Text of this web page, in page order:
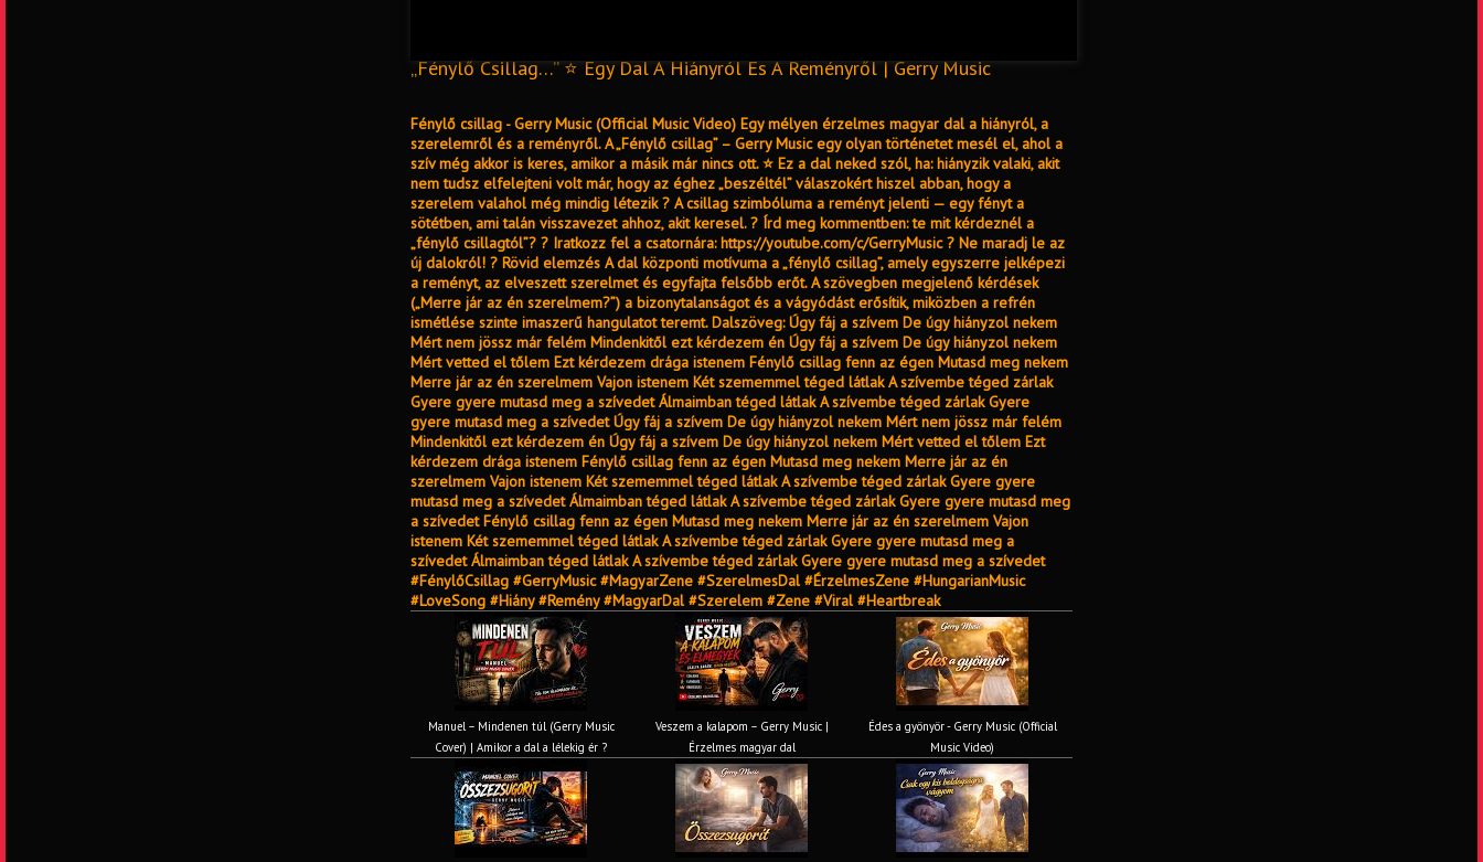
„Fénylő Csillag…” ⭐ Egy Dal A Hiányról És A Reményről | Gerry Music
Fénylő csillag - Gerry Music (Official Music Video) Egy mélyen érzelmes magyar dal a hiányról, a
szerelemről és a reményről. A „Fénylő csillag” – Gerry Music egy olyan történetet mesél el, ahol a
szív még akkor is keres, amikor a másik már nincs ott. ⭐ Ez a dal neked szól, ha: hiányzik valaki, akit
nem tudsz elfelejteni volt már, hogy az éghez „beszéltél” válaszokért hiszel abban, hogy a
szerelem valahol még mindig létezik ? A csillag szimbóluma a reményt jelenti — egy fényt a
sötétben, ami talán visszavezet ahhoz, akit keresel. ? Írd meg kommentben: te mit kérdeznél a
„fénylő csillagtól”? ? Iratkozz fel a csatornára: https://youtube.com/c/GerryMusic ? Ne maradj le az
új dalokról! ? Rövid elemzés A dal központi motívuma a „fénylő csillag”, amely egyszerre jelképezi
a reményt, az elveszett szerelmet és egyfajta felsőbb erőt. A szövegben megjelenő kérdések
(„Merre jár az én szerelmem?”) a bizonytalanságot és a vágyódást erősítik, miközben a refrén
ismétlése szinte imaszerű hangulatot teremt. Dalszöveg: Úgy fáj a szívem De úgy hiányzol nekem
Mért nem jössz már felém Mindenkitől ezt kérdezem én Úgy fáj a szívem De úgy hiányzol nekem
Mért vetted el tőlem Ezt kérdezem drága istenem Fénylő csillag fenn az égen Mutasd meg nekem
Merre jár az én szerelmem Vajon istenem Két szememmel téged látlak A szívembe téged zárlak
Gyere gyere mutasd meg a szívedet Álmaimban téged látlak A szívembe téged zárlak Gyere
gyere mutasd meg a szívedet Úgy fáj a szívem De úgy hiányzol nekem Mért nem jössz már felém
Mindenkitől ezt kérdezem én Úgy fáj a szívem De úgy hiányzol nekem Mért vetted el tőlem Ezt
kérdezem drága istenem Fénylő csillag fenn az égen Mutasd meg nekem Merre jár az én
szerelmem Vajon istenem Két szememmel téged látlak A szívembe téged zárlak Gyere gyere
mutasd meg a szívedet Álmaimban téged látlak A szívembe téged zárlak Gyere gyere mutasd meg
a szívedet Fénylő csillag fenn az égen Mutasd meg nekem Merre jár az én szerelmem Vajon
istenem Két szememmel téged látlak A szívembe téged zárlak Gyere gyere mutasd meg a
szívedet Álmaimban téged látlak A szívembe téged zárlak Gyere gyere mutasd meg a szívedet
#FénylőCsillag #GerryMusic #MagyarZene #SzerelmesDal #ÉrzelmesZene #HungarianMusic
#LoveSong #Hiány #Remény #MagyarDal #Szerelem #Zene #Viral #Heartbreak
Manuel – Mindenen túl (Gerry Music
Cover) | Amikor a dal a lélekig ér ?
Veszem a kalapom – Gerry Music |
Érzelmes magyar dal
Édes a gyönyör - Gerry Music (Official
Music Video)